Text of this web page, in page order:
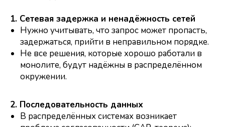
1. Сетевая задержка и ненадёжность сетей
Нужно учитывать, что запрос может пропасть,
задержаться, прийти в неправильном порядке.
Не все решения, которые хорошо работали в
монолите, будут надёжны в распределённом
окружении.
2. Последовательность данных
В распределённых системах возникает